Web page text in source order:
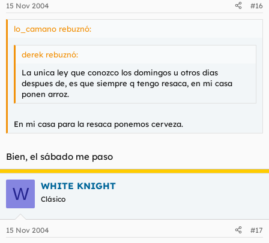
15 Nov 2004 #16
lo_camano rebuznó:
derek rebuznó:
La unica ley que conozco los domingos u otros dias
despues de, es que siempre q tengo resaca, en mi casa
ponen arroz.
En mi casa para la resaca ponemos cerveza.
Bien, el sábado me paso
W WHITE KNIGHT
Clásico
15 Nov 2004 #17